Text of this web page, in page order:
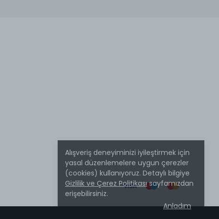
Alışveriş deneyiminizi iyileştirmek için
yasal düzenlemelere uygun çerezler
(cookies) kullanıyoruz. Detaylı bilgiye
Gizlilik ve Çerez Politikasısayfamızdan
erişebilirsiniz.
Anladım